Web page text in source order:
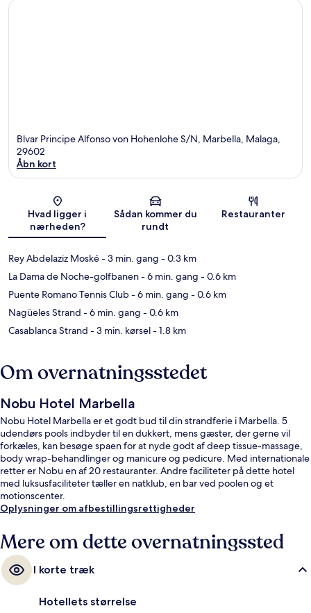
Blvar Principe Alfonso von Hohenlohe S/N, Marbella, Malaga,
29602
Åbn kort
Hvad ligger i
nærheden?
Sådan kommer du
rundt
Restauranter
Rey Abdelaziz Moské- 3 min. gang - 0.3 km
La Dama de Noche-golfbanen- 6 min. gang - 0.6 km
Puente Romano Tennis Club- 6 min. gang - 0.6 km
Nagüeles Strand - 6 min. gang - 0.6 km
Casablanca Strand - 3 min. kørsel- 1.8 km
Om overnatningsstedet
Nobu Hotel Marbella
Nobu Hotel Marbella er et godt bud til din strandferie i Marbella. 5
udendørs pools indbyder til en dukkert, mens gæster, der gerne vil
forkæles, kan besøge spaen for at nyde godt af deep tissue-massage,
body wrap-behandlinger og manicure og pedicure. Med internationale
retter er Nobu en af 20 restauranter. Andre faciliteter på dette hotel
med luksusfaciliteter tæller en natklub, en bar ved poolen og et
motionscenter.
Oplysninger om afbestillingsrettigheder
Mere om dette overnatningssted
I korte træk
Hotellets størrelse